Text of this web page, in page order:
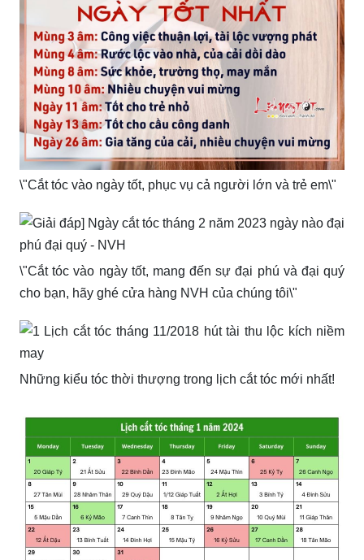
\"Cắt tóc vào ngày tốt, phục vụ cả người lớn và trẻ em\"
\"Cắt tóc vào ngày tốt, mang đến sự đại phú và đại quý
cho bạn, hãy ghé cửa hàng NVH của chúng tôi\"
Những kiểu tóc thời thượng trong lịch cắt tóc mới nhất!